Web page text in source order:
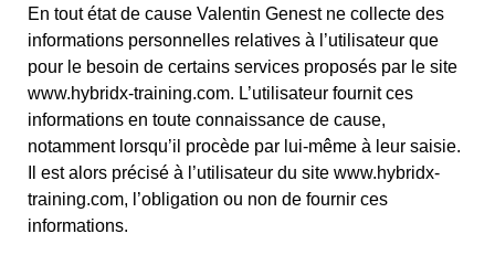
En tout état de cause Valentin Genest ne collecte des
informations personnelles relatives à l’utilisateur que
pour le besoin de certains services proposés par le site
www.hybridx-training.com. L’utilisateur fournit ces
informations en toute connaissance de cause,
notamment lorsqu’il procède par lui-même à leur saisie.
Il est alors précisé à l’utilisateur du site www.hybridx-
training.com, l’obligation ou non de fournir ces
informations.